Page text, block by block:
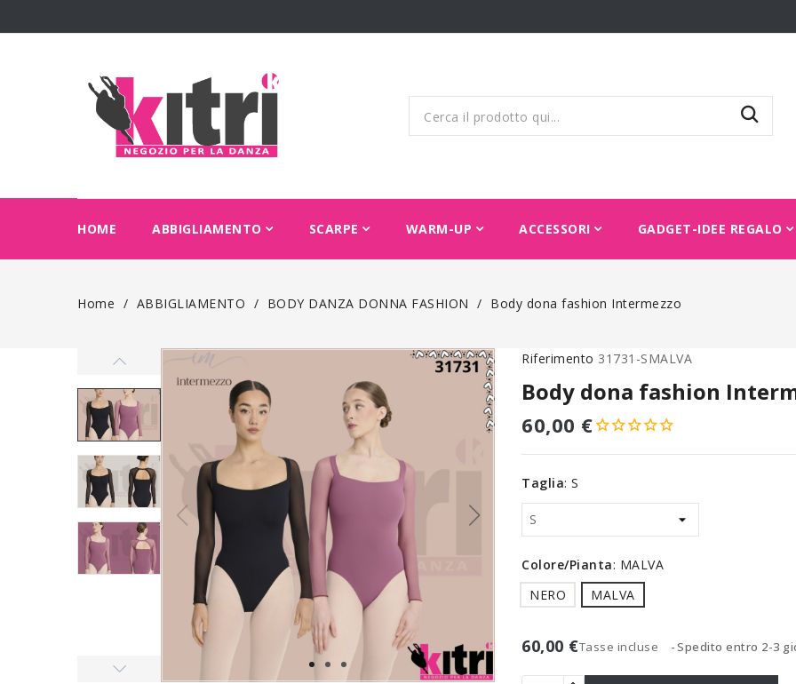
HOME ABBIGLIAMENTO SCARPE WARM-UP ACCESSORI GADGET-IDEE REGALO
Home ABBIGLIAMENTO BODY DANZA DONNA FASHION Body dona fashion Intermezzo
Riferimento 31731-SMALVA
Body dona fashion
60,00 €
Taglia: S
Colore/Pianta: MALVA
NERO
MALVA
60,00 €Tasse incluse Spedito entro 2-3